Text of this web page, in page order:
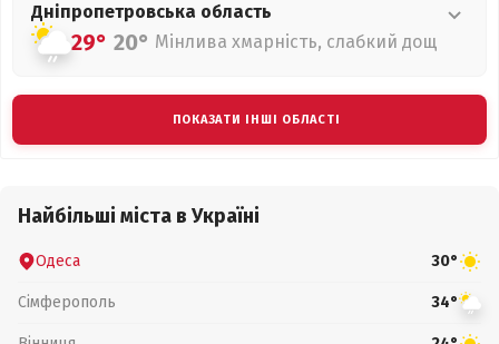
Дніпропетровська область
29° 20° Мінлива хмарність, слабкий дощ
ПОКАЗАТИ ІНШІ ОБЛАСТІ
Найбільші міста в Україні
Одеса 30°
Сімферополь 34°